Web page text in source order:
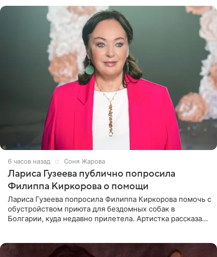
6 часов назад Соня Жарова
Лариса Гузеева публично попросила
Филиппа Киркорова о помощи
Лариса Гузеева попросила Филиппа Киркорова помочь с
обустройством приюта для бездомных собак в
Болгарии, куда недавно прилетела. Артистка рассказала